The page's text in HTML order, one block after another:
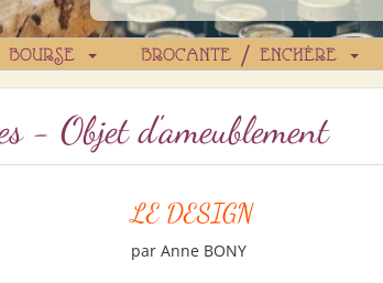
BROCANTE / ENCHÈRE
- Objet d'ameublement
LE DESIGN
par Anne BONY